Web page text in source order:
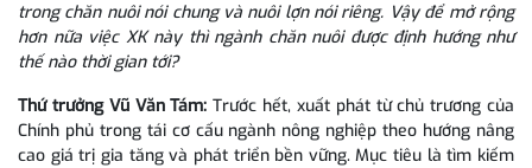
trong chăn nuôi nói chung và nuôi lợn nói riêng. Vậy để mở rộng
hơn nữa việc XK này thì ngành chăn nuôi được định hướng như
thế nào thời gian tới?
Thứ trưởng Vũ Văn Tám:Trước hết, xuất phát từ chủ trương của
Chính phủ trong tái cơ cấu ngành nông nghiệp theo hướng nâng
cao giá trị gia tăng và phát triển bền vững. Mục tiêu là tìm kiếm